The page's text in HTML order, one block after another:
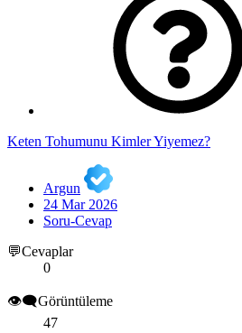
Keten Tohumunu Kimler Yiyemez?
Argun
24 Mar 2026
Soru-Cevap
💬Cevaplar
0
👁️‍🗨️Görüntüleme
47